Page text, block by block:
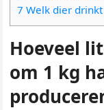
7 Welk dier
Hoeveel
om 1 kg